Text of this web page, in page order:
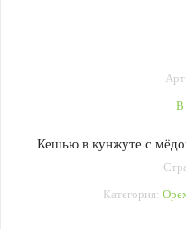
В
Кешью в кунжуте с
Категория: